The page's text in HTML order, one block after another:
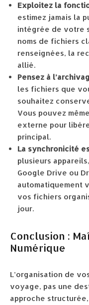
Exploitez la
estimez jamais la
intégrée de votre
noms de fichiers
renseignées, la
allié.
Pensez à
les fichiers que
souhaitez
Vous pouvez
externe pour
principal.
La synchronicité
plusieurs
Google Drive ou
automatiquement
vos fichiers
jour.
Conclusion :
Numérique
L’organisation de
voyage, pas une
approche